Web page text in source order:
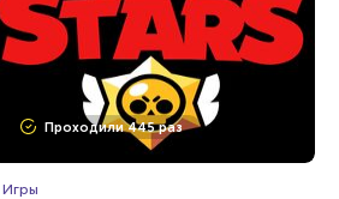
Проходили 445 раз
Игры